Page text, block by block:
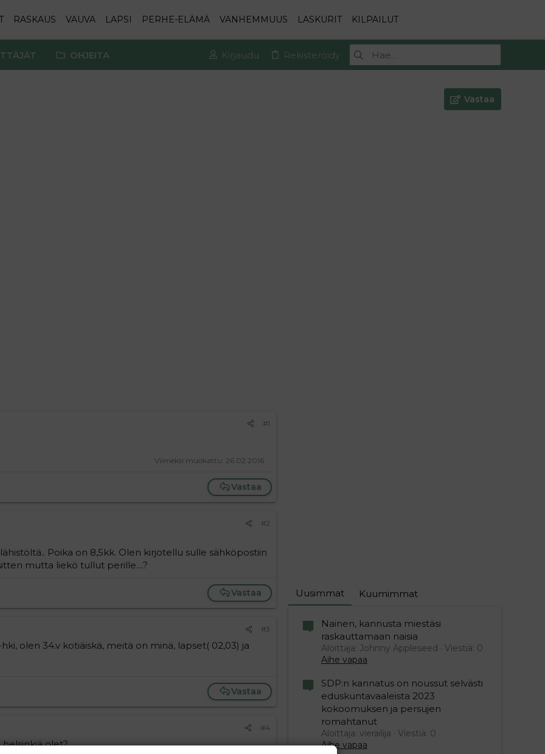
RASKAUS VAUVA LAPSI PERHE-ELÄMÄ VANHEMMUUS LASKURIT KILPAILUT
OHJEITA Kirjaudu Rekisteröidy
Vastaa
#1
Viimeksi muokattu: 26.02.2016
Vastaa
#2
Poika on 8,5kk. Olen kirjotellu sulle sähköpostiin
mutta liekö tullut perille....?
Vastaa
#3
olen 34.v kotiäiskä, meitä on minä, lapset( 02,03) ja
Vastaa
#4
helsinkiä olet?
Uusimmat Kuumimmat
Nainen, kannusta miestäsi
raskauttamaan naisia
Aloittaja: Johnny Appleseed
Viestiä: 0
Aihe vapaa
SDP:n kannatus on noussut selvästi
eduskuntavaaleista 2023
kokoomuksen ja persujen
romahtanut
Aloittaja: vierailija
Viestiä: 0
Aihe vapaa